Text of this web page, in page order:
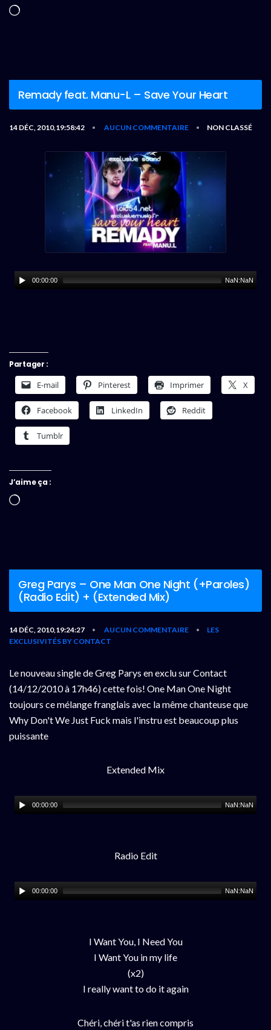
Chargement…
Remady feat. Manu-L – Save Your Heart
14 DÉC, 2010,19:58:42 • AUCUN COMMENTAIRE • NON CLASSÉ
00:00:00 NaN:NaN
Partager :
E-mail Pinterest Imprimer X
Facebook LinkedIn Reddit
Tumblr
J’aime ça :
Chargement…
Greg Parys – One Man One Night (+Paroles)
(Radio Edit) + (Extended Mix)
14 DÉC, 2010,19:24:27 • AUCUN COMMENTAIRE •
LES
EXCLUSIVITÉS BY CONTACT
Le nouveau single de Greg Parys en exclu sur Contact
(14/12/2010 à 17h46) cette fois! One Man One Night
toujours ce mélange franglais avec la même chanteuse que
Why Don't We Just Fuck mais l'instru est beaucoup plus
puissante
Extended Mix
00:00:00 NaN:NaN
Radio Edit
00:00:00 NaN:NaN
I Want You, I Need You
I Want You in my life
(x2)
I really want to do it again
Chéri, chéri t'as rien compris